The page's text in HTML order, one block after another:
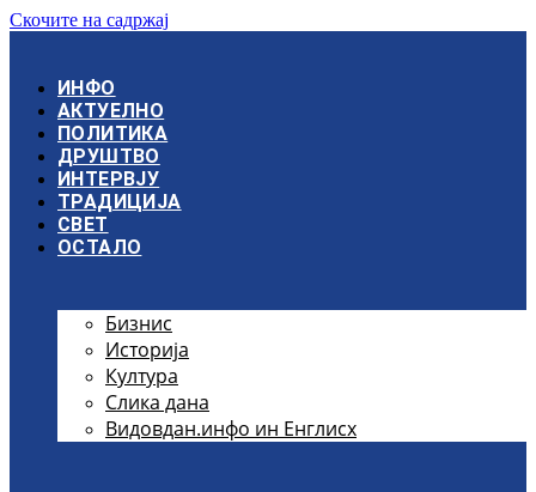
Скочите на садржај
ИНФО
АКТУЕЛНО
ПОЛИТИКА
ДРУШТВО
ИНТЕРВЈУ
ТРАДИЦИЈА
СВЕТ
ОСТАЛО
Бизнис
Историја
Култура
Слика дана
Видовдан.инфо ин Енглисх